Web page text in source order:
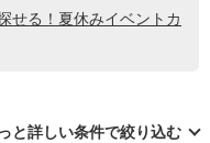
せる！夏休みイベントカ
と詳しい条件で絞り込む